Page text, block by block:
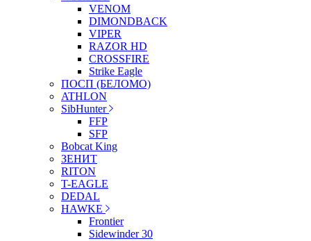
VENOM
DIMONDBACK
VIPER
RAZOR HD
CROSSFIRE
Strike Eagle
ПОСП (БЕЛОМО)
ATHLON
SibHunter
FFP
SFP
Bobcat King
ЗЕНИТ
RITON
T-EAGLE
DEDAL
HAWKE
Frontier
Sidewinder 30